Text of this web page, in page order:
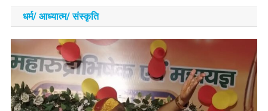
धर्म/ आध्‍यात्‍म/ संस्‍कृति